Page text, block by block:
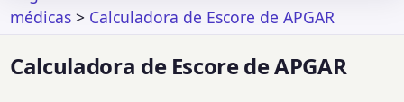
médicas > Calculadora de Escore de APGAR
Calculadora de Escore de APGAR